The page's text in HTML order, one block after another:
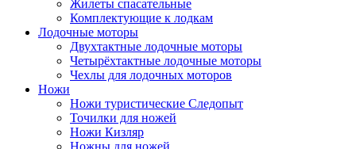
Жилеты спасательные
Комплектующие к лодкам
Лодочные моторы
Двухтактные лодочные моторы
Четырёхтактные лодочные моторы
Чехлы для лодочных моторов
Ножи
Ножи туристические Следопыт
Точилки для ножей
Ножи Кизляр